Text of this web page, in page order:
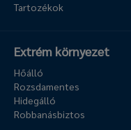
Tartozékok
Extrém környezet
Hőálló
Rozsdamentes
Hidegálló
Robbanásbiztos